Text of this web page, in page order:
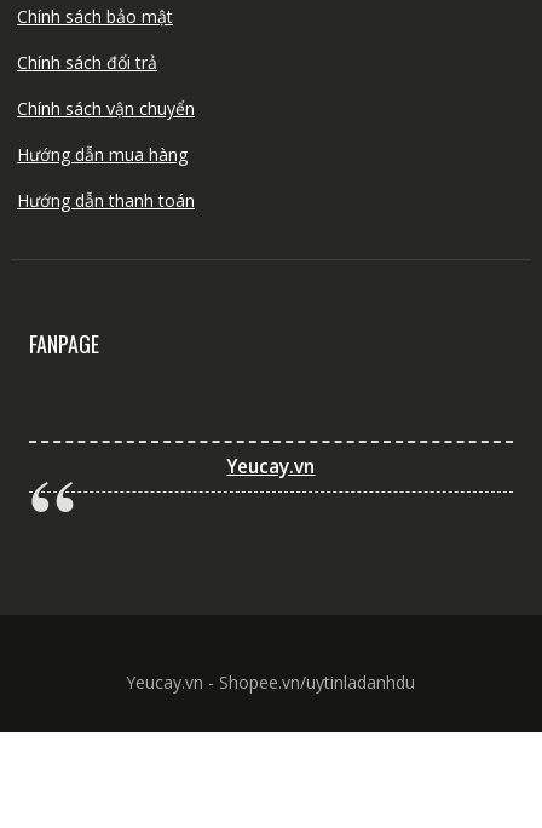
Chính sách bảo mật
Chính sách đổi trả
Chính sách vận chuyển
Hướng dẫn mua hàng
Hướng dẫn thanh toán
FANPAGE
Yeucay.vn
Yeucay.vn - Shopee.vn/uytinladanhdu